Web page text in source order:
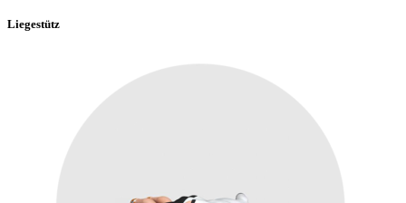
Liegestütz